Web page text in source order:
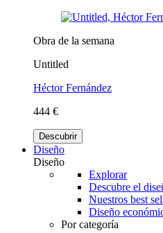
Obra de la semana
Untitled
Héctor Fernández
444 €
Descubrir
Diseño
Diseño
Explorar
Descubre el
Nuestros best
Diseño
Por categoría